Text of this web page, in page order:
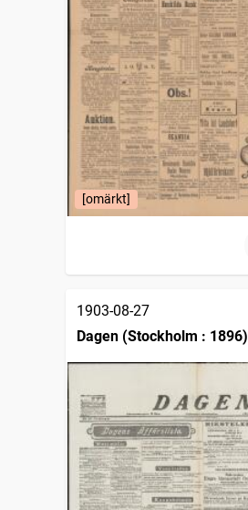
[omärkt]
1903-08-27
Dagen (Stockholm : 1896)